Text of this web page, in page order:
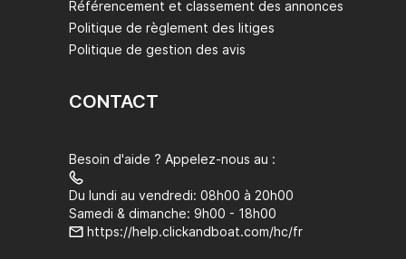
Référencement et classement des annonces
Politique de règlement des litiges
Politique de gestion des avis
CONTACT
Besoin d'aide ? Appelez-nous au :
Du lundi au vendredi: 08h00 à 20h00
Samedi & dimanche: 9h00 - 18h00
https://help.clickandboat.com/hc/fr